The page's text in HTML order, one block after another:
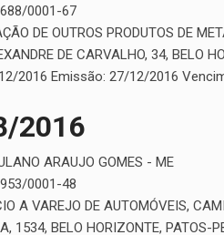
0001-67
DE OUTROS PRODUTOS DE
DE CARVALHO, 34, BELO
2016 Emissão: 27/12/2016
2016
ARAUJO GOMES - ME
0001-48
A VAREJO DE AUTOMÓVEIS,
1534, BELO HORIZONTE, PATOS-